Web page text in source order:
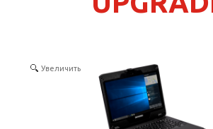
КОНТАКТЫ
Увеличить